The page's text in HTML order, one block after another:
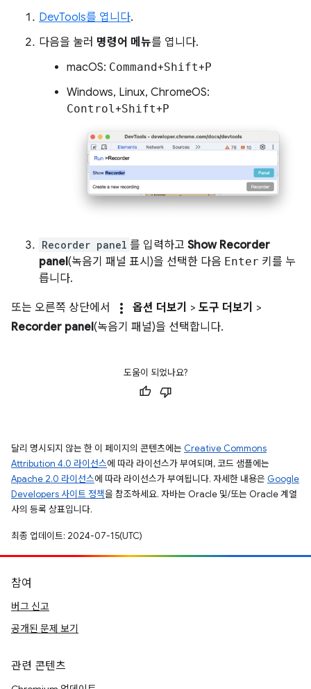
DevTools를 엽니다.
다음을 눌러 명령어 메뉴를 엽니다.
macOS: Command+Shift+P
Windows, Linux, ChromeOS:
Control+Shift+P
Recorder panel 를 입력하고 Show Recorder
panel(녹음기 패널 표시)을 선택한 다음 Enter 키를 누
릅니다.
또는 오른쪽 상단에서 more_vert 옵션 더보기 > 도구 더보기 >
Recorder panel(녹음기 패널)을 선택합니다.
도움이 되었나요?
달리 명시되지 않는 한 이 페이지의 콘텐츠에는 Creative Commons
Attribution 4.0 라이선스에 따라 라이선스가 부여되며, 코드 샘플에는
Apache 2.0 라이선스에 따라 라이선스가 부여됩니다. 자세한 내용은 Google
Developers 사이트 정책을 참조하세요. 자바는 Oracle 및/또는 Oracle 계열
사의 등록 상표입니다.
최종 업데이트: 2024-07-15(UTC)
참여
버그 신고
공개된 문제 보기
관련 콘텐츠